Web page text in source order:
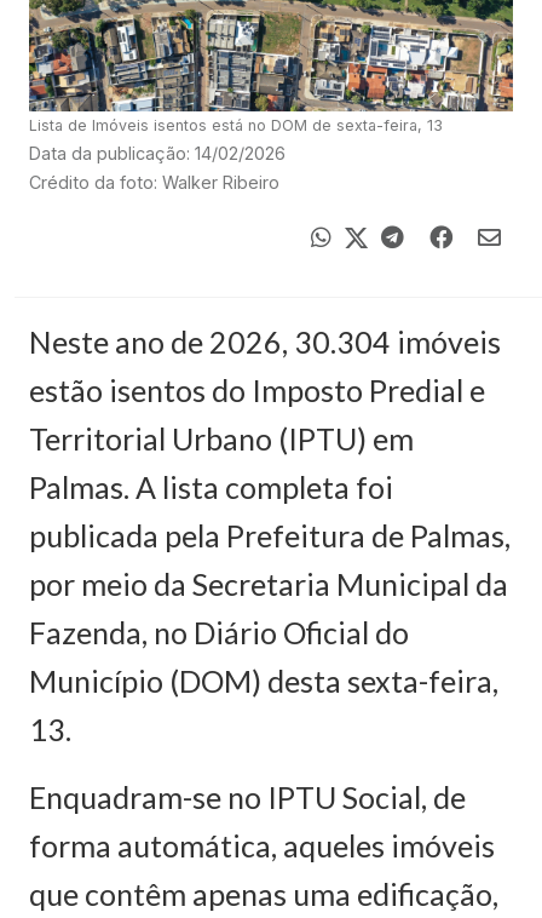
Lista de Imóveis isentos está no DOM de sexta-feira, 13
Data da publicação: 14/02/2026
Crédito da foto: Walker Ribeiro
Neste ano de 2026, 30.304 imóveis
estão isentos do Imposto Predial e
Territorial Urbano (IPTU) em
Palmas. A lista completa foi
publicada pela Prefeitura de Palmas,
por meio da Secretaria Municipal da
Fazenda, no Diário Oficial do
Município (DOM) desta sexta-feira,
13.
Enquadram-se no IPTU Social, de
forma automática, aqueles imóveis
que contêm apenas uma edificação,